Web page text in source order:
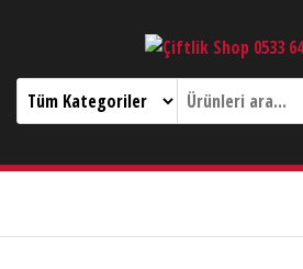
Çiftlik Shop 0533 644 3989